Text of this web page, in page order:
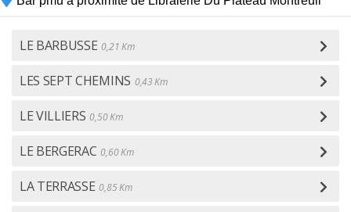
LE BARBUSSE 0,21 Km
LES SEPT CHEMINS 0,43 Km
LE VILLIERS 0,50 Km
LE BERGERAC 0,60 Km
LA TERRASSE 0,85 Km